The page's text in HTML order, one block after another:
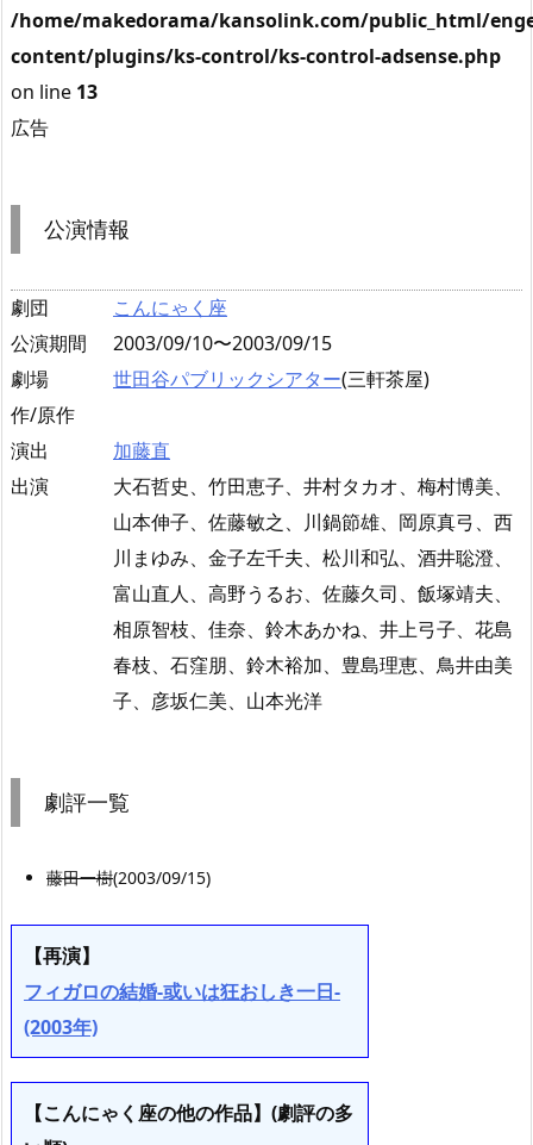
/home/makedorama/kansolink.com/public_html/
content/plugins/ks-control/ks-control-adsense.php
on line 13
広告
公演情報
劇団
こんにゃく座
公演期間
2003/09/10〜2003/09/15
劇場
世田谷パブリックシアター(三軒茶屋)
作/原作
演出
加藤直
出演
大石哲史、竹田恵子、井村タカオ、梅村博美、
山本伸子、佐藤敏之、川鍋節雄、岡原真弓、西
川まゆみ、金子左千夫、松川和弘、酒井聡澄、
富山直人、高野うるお、佐藤久司、飯塚靖夫、
相原智枝、佳奈、鈴木あかね、井上弓子、花島
春枝、石窪朋、鈴木裕加、豊島理恵、鳥井由美
子、彦坂仁美、山本光洋
劇評一覧
藤田一樹(2003/09/15)
【再演】
フィガロの結婚-或いは狂おしき一日-
(2003年)
【こんにゃく座の他の作品】(劇評の多